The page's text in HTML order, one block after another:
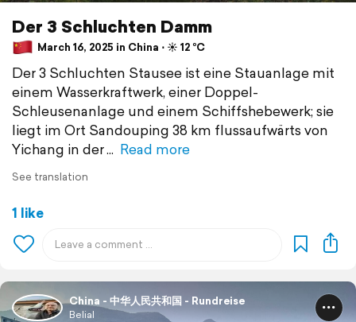
Der 3 Schluchten Damm
March 16, 2025 in China ⋅ ☀️ 12 °C
Der 3 Schluchten Stausee ist eine Stauanlage mit
einem Wasserkraftwerk, einer Doppel-
Schleusenanlage und einem Schiffshebewerk; sie
liegt im Ort Sandouping 38 km flussaufwärts von
Yichang in der
Read more
See translation
1 like
China - 中华人民共和国 - Rundreise
Belial